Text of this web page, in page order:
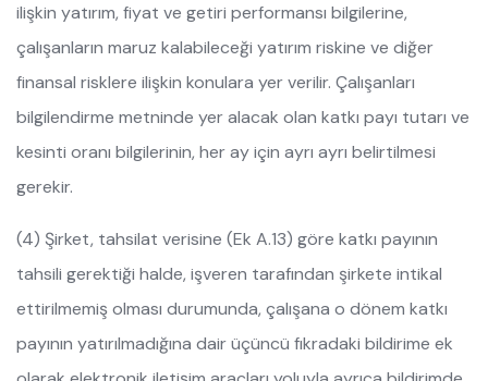
ilişkin yatırım, fiyat ve getiri performansı bilgilerine,
çalışanların maruz kalabileceği yatırım riskine ve diğer
finansal risklere ilişkin konulara yer verilir. Çalışanları
bilgilendirme metninde yer alacak olan katkı payı tutarı ve
kesinti oranı bilgilerinin, her ay için ayrı ayrı belirtilmesi
gerekir.
(4) Şirket, tahsilat verisine (Ek A.13) göre katkı payının
tahsili gerektiği halde, işveren tarafından şirkete intikal
ettirilmemiş olması durumunda, çalışana o dönem katkı
payının yatırılmadığına dair üçüncü fıkradaki bildirime ek